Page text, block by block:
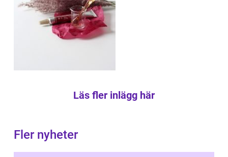
Läs fler inlägg här
Fler nyheter